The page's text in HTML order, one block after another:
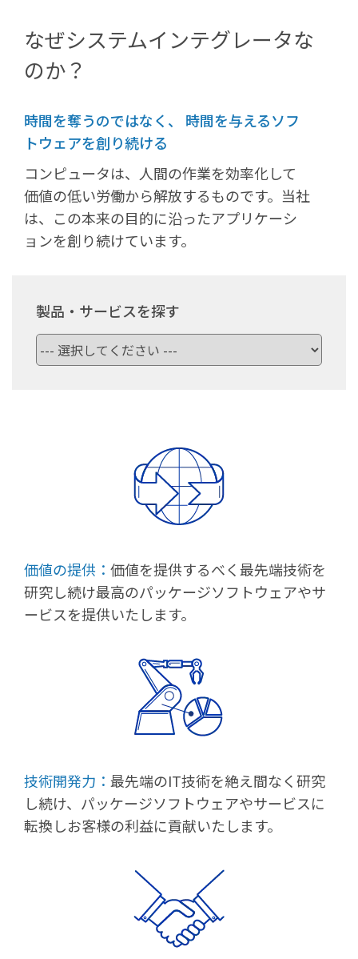
なぜシステムインテグレータな
のか？
時間を奪うのではなく、 時間を与えるソフ
トウェアを創り続ける
コンピュータは、人間の作業を効率化して
価値の低い労働から解放するものです。当社
は、この本来の目的に沿ったアプリケーシ
ョンを創り続けています。
製品・サービスを探す
価値の提供： 価値を提供するべく最先端技術を
研究し続け最高のパッケージソフトウェアやサ
ービスを提供いたします。
技術開発力： 最先端のIT技術を絶え間なく研究
し続け、パッケージソフトウェアやサービスに
転換しお客様の利益に貢献いたします。